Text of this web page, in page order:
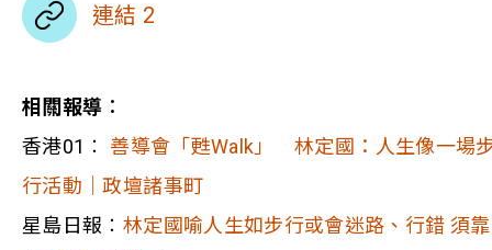
連結 2
相關報導︰
香港01︰ 善導會「甦Walk」 林定國：人生像一場
行活動｜政壇諸事町
星島日報︰ 林定國喻人生如步行或會迷路、行錯 須靠